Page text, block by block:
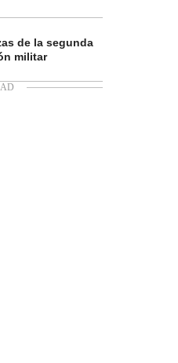
de la segunda
militar